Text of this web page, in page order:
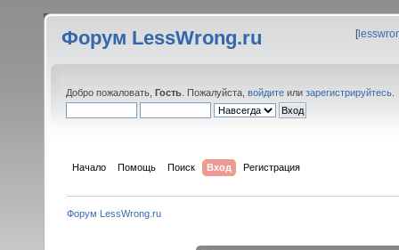
Форум LessWrong.ru [
Добро пожаловать, Гость . Пожалуйста, войдите или зарегистрируйтесь
Начало Помощь Поиск Вход Регистрация
Форум LessWrong.ru